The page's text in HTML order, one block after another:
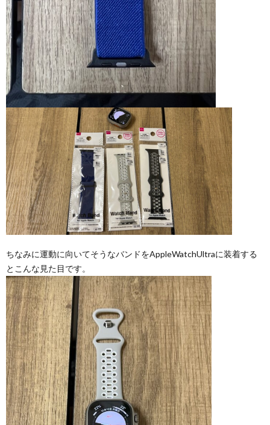
ちなみに運動に向いてそうなバンドをAppleWatchUltraに装着する
とこんな見た目です。